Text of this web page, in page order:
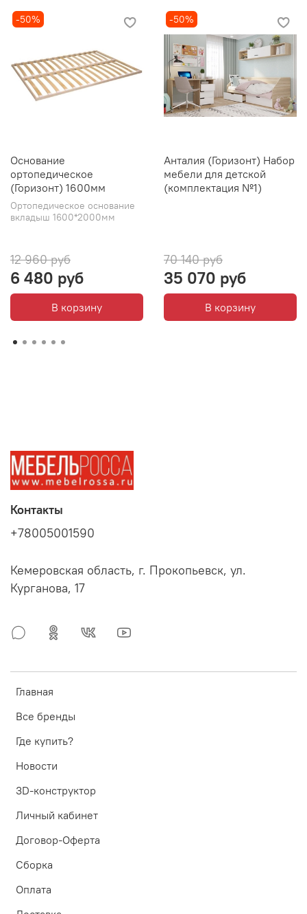
-50%
Основание
ортопедическое
(Горизонт) 1600мм
Ортопедическое основание
вкладыш 1600*2000мм
12 960 руб
6 480 руб
В корзину
-50%
Анталия (Горизонт) Набор
мебели для детской
(комплектация №1)
70 140 руб
35 070 руб
В корзину
Главная
Все бренды
Где купить?
Новости
3D-конструктор
Личный кабинет
Договор-Оферта
Сборка
Оплата
Контакты
+78005001590
Кемеровская область, г. Прокопьевск, ул.
Курганова, 17